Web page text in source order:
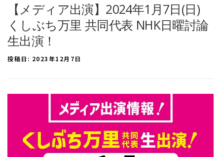
【メディア出演】2024年1月7日(日)
くしぶち万里 共同代表 NHK日曜討論
生出演！
投稿日: 2023年12月7日